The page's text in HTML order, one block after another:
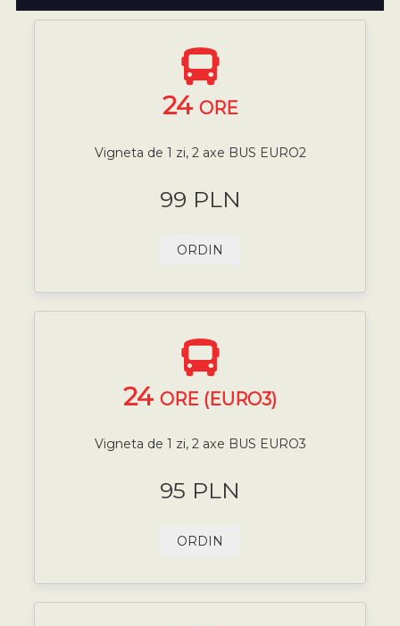
24 ORE
Vigneta de 1 zi, 2 axe BUS EURO2
99 PLN
ORDIN
24 ORE (EURO3)
Vigneta de 1 zi, 2 axe BUS EURO3
95 PLN
ORDIN